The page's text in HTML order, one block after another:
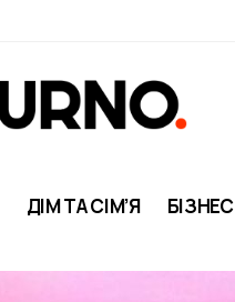
ДІМ ТА СІМ’Я БІЗНЕС